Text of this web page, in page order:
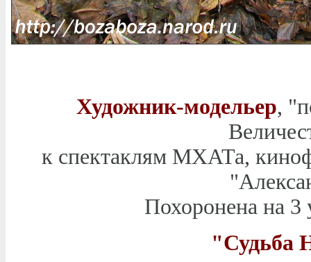
Художник-модельер,
к спектаклям МХАТа,
Похоронена на 3
"Судьба